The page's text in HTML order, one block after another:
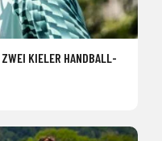
KIELER HANDBALL-